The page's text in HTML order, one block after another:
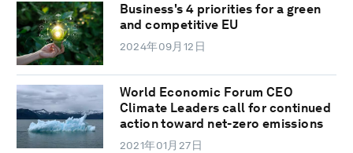
Business's 4 priorities for a green
and competitive EU
2024年09月12日
World Economic Forum CEO
Climate Leaders call for continued
action toward net-zero emissions
2021年01月27日